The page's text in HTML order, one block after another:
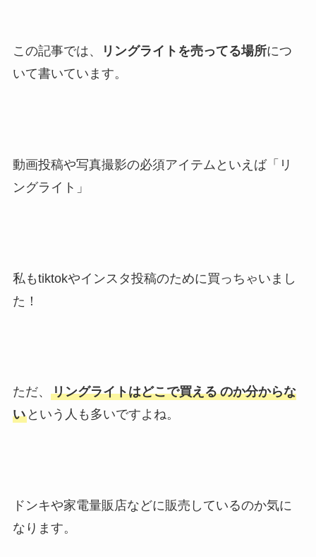
この記事では、 リングライトを売ってる場所につ
いて書いています。
動画投稿や写真撮影の必須アイテムといえば「リ
ングライト」
私もtiktokやインスタ投稿のために買っちゃいまし
た！
ただ、 リングライトはどこで買える のか分からな
いという人も多いですよね。
ドンキや家電量販店などに販売しているのか気に
なります。